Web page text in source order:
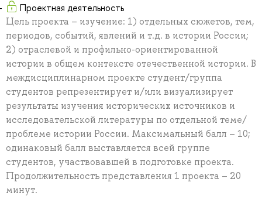
Проектная деятельность
Цель проекта – изучение: 1) отдельных сюжетов, тем,
периодов, событий, явлений и т.д. в истории России;
2) отраслевой и профильно-ориентированной
истории в общем контексте отечественной истории. В
междисциплинарном проекте студент/группа
студентов репрезентирует и/или визуализирует
результаты изучения исторических источников и
исследовательской литературы по отдельной теме/
проблеме истории России. Максимальный балл – 10;
одинаковый балл выставляется всей группе
студентов, участвовавшей в подготовке проекта.
Продолжительность представления 1 проекта – 20
минут.